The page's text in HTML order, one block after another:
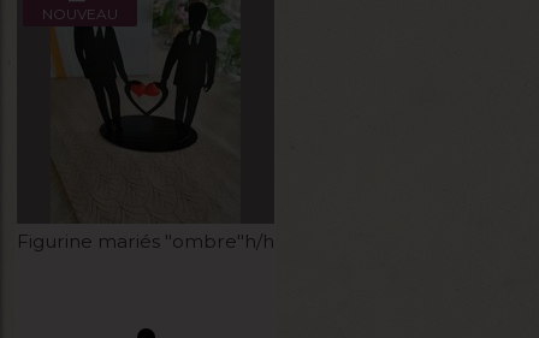
NOUVEAU
Figurine mariés "ombre"h/h